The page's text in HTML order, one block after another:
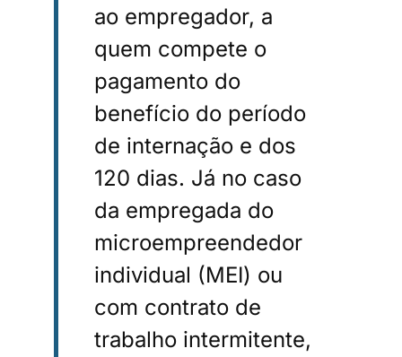
ao empregador, a
quem compete o
pagamento do
benefício do período
de internação e dos
120 dias. Já no caso
da empregada do
microempreendedor
individual (MEI) ou
com contrato de
trabalho intermitente,